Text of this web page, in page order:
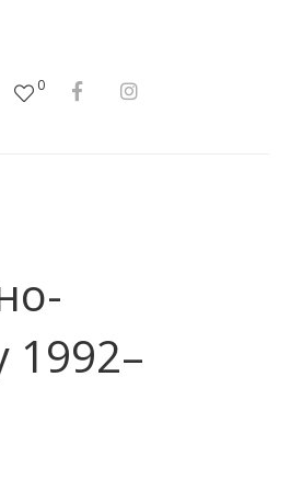
0
1992–